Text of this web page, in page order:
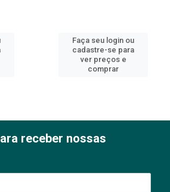
Faça seu login ou
cadastre-se para
ver preços e
comprar
receber nossas